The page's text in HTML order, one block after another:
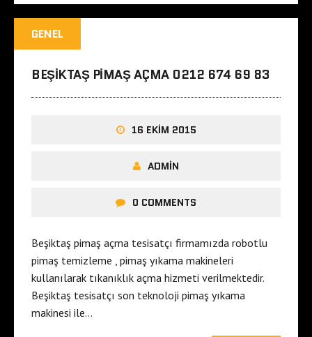
GENEL
BEŞIKTAŞ PIMAŞ AÇMA 0212 674 69 83
16 EKIM 2015
ADMIN
0 COMMENTS
Beşiktaş pimaş açma tesisatçı firmamızda robotlu
pimaş temizleme , pimaş yıkama makineleri
kullanılarak tıkanıklık açma hizmeti verilmektedir.
Beşiktaş tesisatçı son teknoloji pimaş yıkama
makinesi ile…